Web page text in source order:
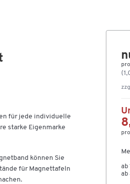
für jede individuelle
starke Eigenmarke
können Sie
für Magnettafeln
ab
ab